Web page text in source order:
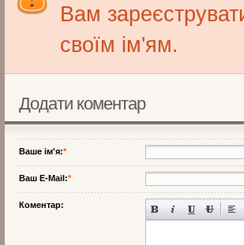
Вам
своїм ім'ям.
Додати коментар
Ваше ім'я:*
Ваш E-Mail:*
Коментар: